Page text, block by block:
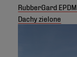
RubberGard EPDM,
Dachy zielone